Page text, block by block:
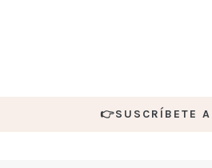
👉SUSCRÍBETE